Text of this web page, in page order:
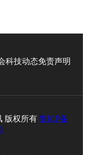
科技动态免责声明
版权所有 鲁ICP备